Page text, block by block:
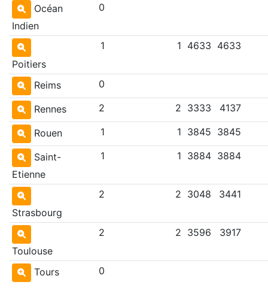
Océan
Indien
0
Poitiers
1 1 4633 4633
Reims 0
Rennes 2 2 3333 4137
Rouen 1 1 3845 3845
Saint-
Etienne
1 1 3884 3884
Strasbourg
2 2 3048 3441
Toulouse
2 2 3596 3917
Tours 0